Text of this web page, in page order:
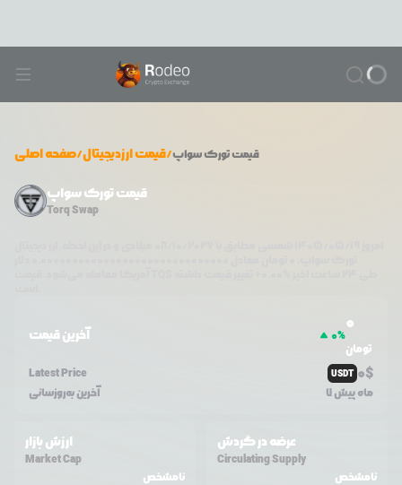
صفحه اصلی/قیمت ارزدیجیتال/ قیمتتورک سواپ
قیمت تورک سواپ
Torq Swap
آخرین قیمت 0%
0
تومان
Latest Price
USDT 0$
آخرین به‌روزسانی 7 ماه پیش
ارزش بازار
Market Cap
نامشخص
عرضه در گردش
Circulating Supply
نامشخص